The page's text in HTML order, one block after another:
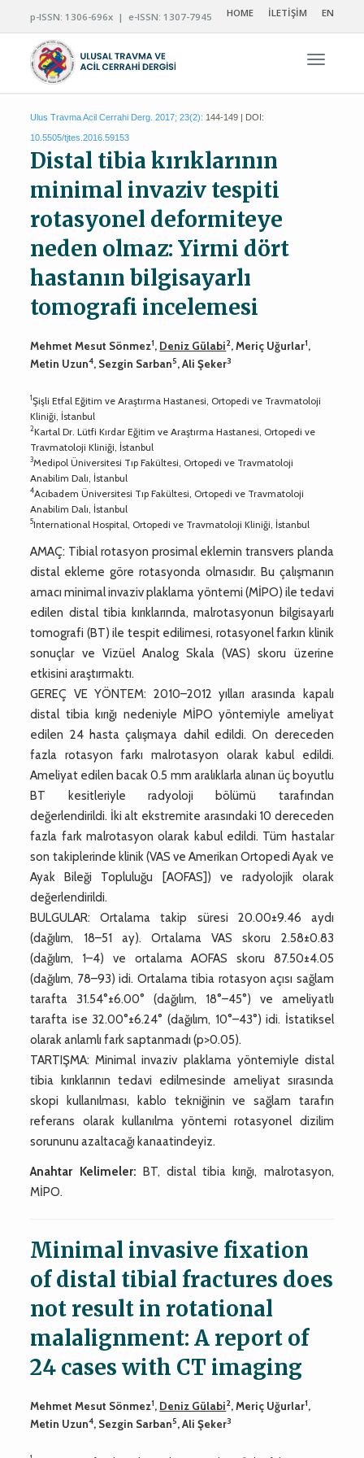
p-ISSN: 1306-696x | e-ISSN: 1307-7945 HOME İLETİŞİM EN
Ulus Travma Acil Cerrahi Derg. 2017; 23(2): 144-149 | DOI:
10.5505/tjtes.2016.59153
Distal tibia kırıklarının
minimal invaziv tespiti
rotasyonel deformiteye
neden olmaz: Yirmi dört
hastanın bilgisayarlı
tomografi incelemesi
Mehmet Mesut Sönmez1, Deniz Gülabi2, Meriç Uğurlar1,
Metin Uzun4, Sezgin Sarban5, Ali Şeker3
1Şişli Etfal Eğitim ve Araştırma Hastanesi, Ortopedi ve Travmatoloji
Kliniği, İstanbul
2Kartal Dr. Lütfi Kırdar Eğitim ve Araştırma Hastanesi, Ortopedi ve
Travmatoloji Kliniği, İstanbul
3Medipol Üniversitesi Tıp Fakültesi, Ortopedi ve Travmatoloji
Anabilim Dalı, İstanbul
4Acıbadem Üniversitesi Tıp Fakültesi, Ortopedi ve Travmatoloji
Anabilim Dalı, İstanbul
5International Hospital, Ortopedi ve Travmatoloji Kliniği, İstanbul
AMAÇ: Tibial rotasyon prosimal eklemin transvers planda
distal ekleme göre rotasyonda olmasıdır. Bu çalışmanın
amacı minimal invaziv plaklama yöntemi (MİPO) ile tedavi
edilen distal tibia kırıklarında, malrotasyonun bilgisayarlı
tomografi (BT) ile tespit edilimesi, rotasyonel farkın klinik
sonuçlar ve Vizüel Analog Skala (VAS) skoru üzerine
etkisini araştırmaktı.
GEREÇ VE YÖNTEM: 2010–2012 yılları arasında kapalı
distal tibia kırığı nedeniyle MİPO yöntemiyle ameliyat
edilen 24 hasta çalışmaya dahil edildi. On dereceden
fazla rotasyon farkı malrotasyon olarak kabul edildi.
Ameliyat edilen bacak 0.5 mm aralıklarla alınan üç boyutlu
BT kesitleriyle radyoloji bölümü tarafından
değerlendirildi. İki alt ekstremite arasındaki 10 dereceden
fazla fark malrotasyon olarak kabul edildi. Tüm hastalar
son takiplerinde klinik (VAS ve Amerikan Ortopedi Ayak ve
Ayak Bileği Topluluğu [AOFAS]) ve radyolojik olarak
değerlendirildi.
BULGULAR: Ortalama takip süresi 20.00±9.46 aydı
(dağılım, 18–51 ay). Ortalama VAS skoru 2.58±0.83
(dağılım, 1–4) ve ortalama AOFAS skoru 87.50±4.05
(dağılım, 78–93) idi. Ortalama tibia rotasyon açısı sağlam
tarafta 31.54°±6.00° (dağılım, 18°–45°) ve ameliyatlı
tarafta ise 32.00°±6.24° (dağılım, 10°–43°) idi. İstatiksel
olarak anlamlı fark saptanmadı (p>0.05).
TARTIŞMA: Minimal invaziv plaklama yöntemiyle distal
tibia kırıklarının tedavi edilmesinde ameliyat sırasında
skopi kullanılması, kablo tekniğinin ve sağlam tarafın
referans olarak kullanılma yöntemi rotasyonel dizilim
sorununu azaltacağı kanaatindeyiz.
Anahtar Kelimeler: BT, distal tibia kırığı, malrotasyon,
MİPO.
Minimal invasive fixation
of distal tibial fractures does
not result in rotational
malalignment: A report of
24 cases with CT imaging
Mehmet Mesut Sönmez1, Deniz Gülabi2, Meriç Uğurlar1,
Metin Uzun4, Sezgin Sarban5, Ali Şeker3